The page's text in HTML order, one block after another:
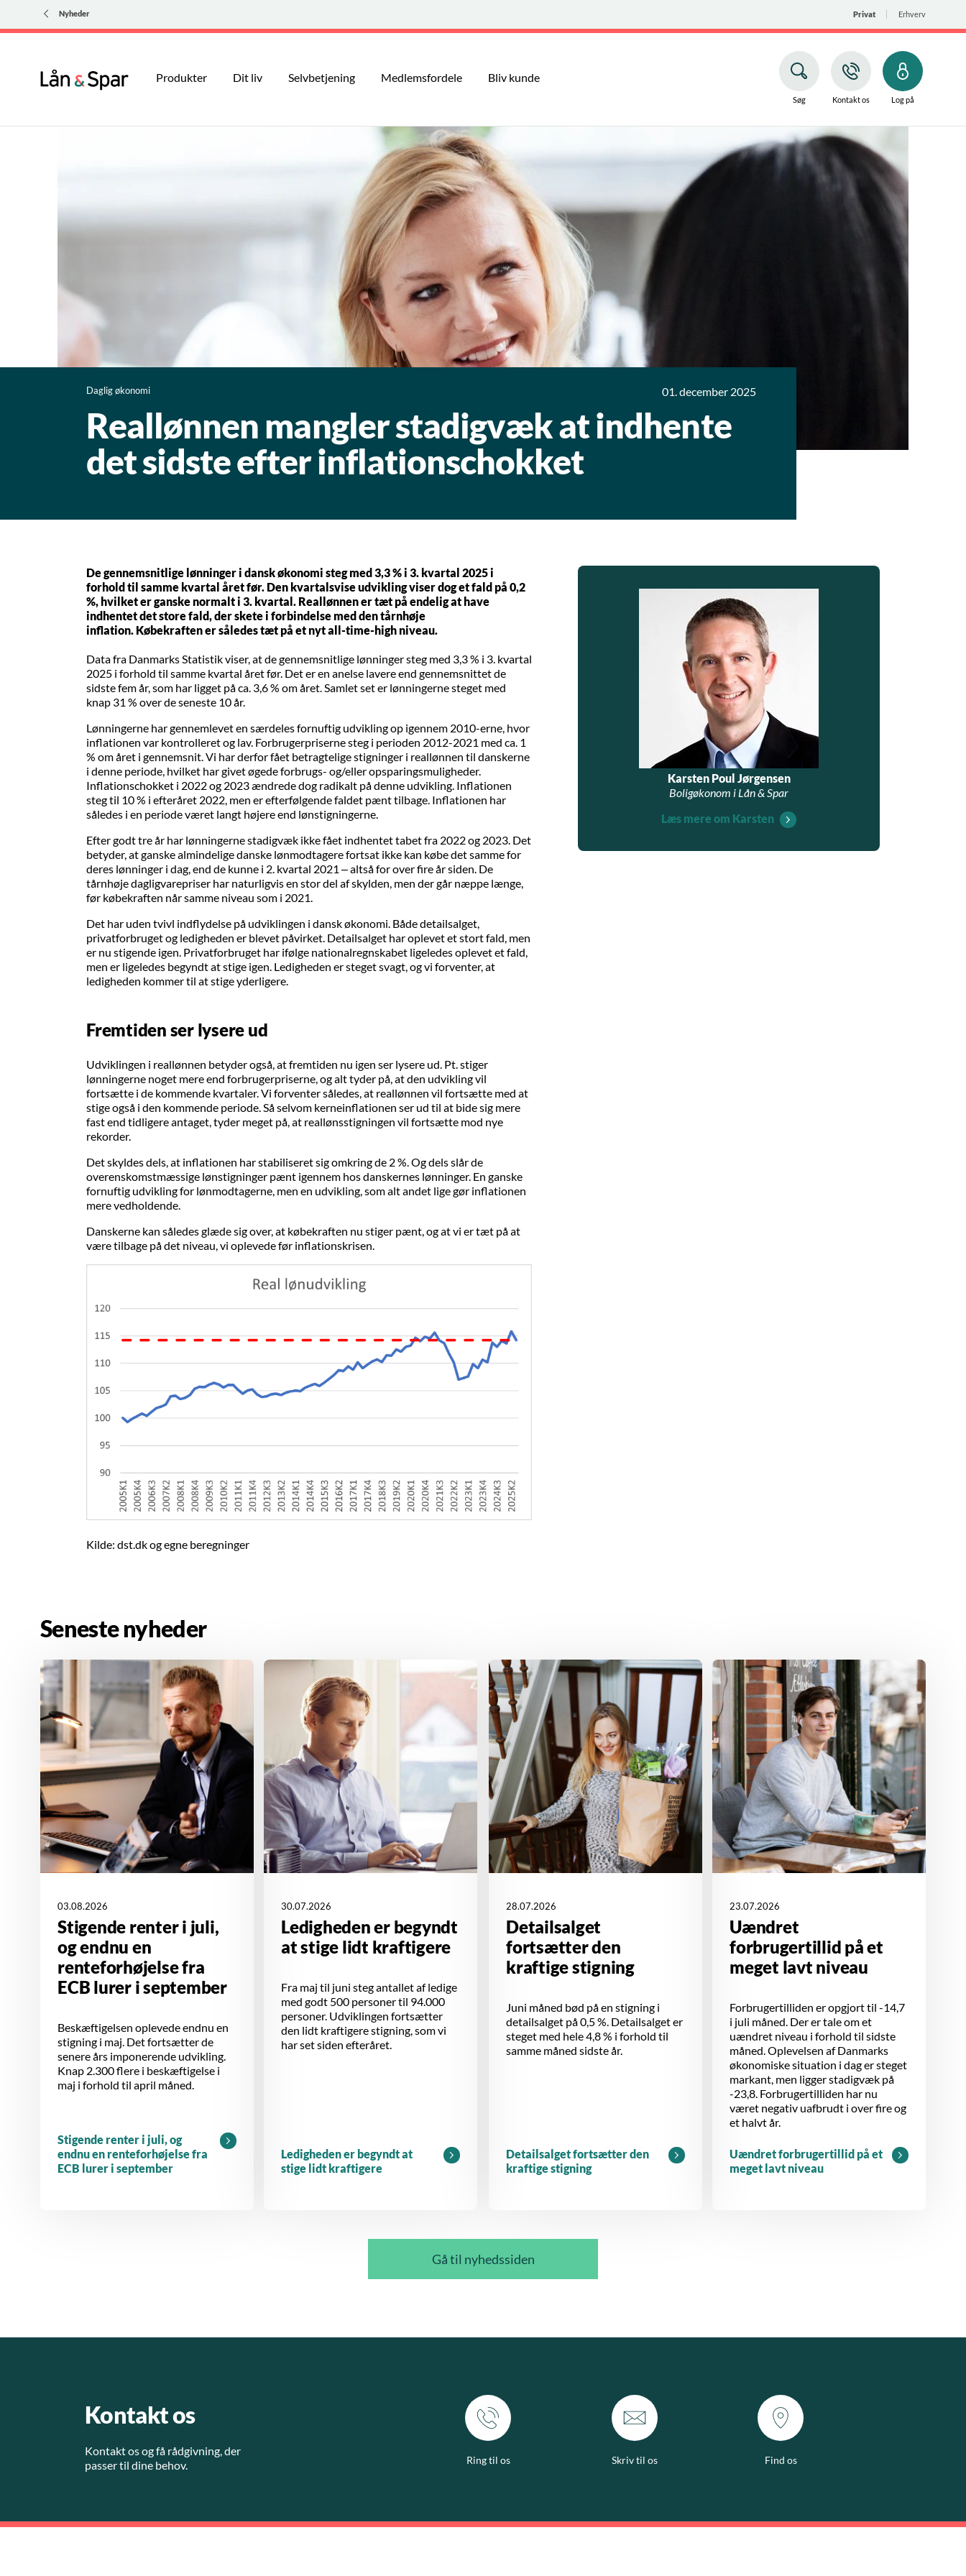
Nyheder Privat Erhverv
Produkter Dit liv Selvbetjening Medlemsfordele Bliv kunde
Søg Kontakt os Log på
Daglig økonomi
Reallønnen mangler stadigvæk at indhente
det sidste efter inflationschokket
01. december 2025
De gennemsnitlige lønninger i dansk økonomi steg med 3,3 % i 3. kvartal 2025 i
forhold til samme kvartal året før. Den kvartalsvise udvikling viser dog et fald på 0,2
%, hvilket er ganske normalt i 3. kvartal. Reallønnen er tæt på endelig at have
indhentet det store fald, der skete i forbindelse med den tårnhøje
inflation. Købekraften er således tæt på et nyt all-time-high niveau.
Data fra Danmarks Statistik viser, at de gennemsnitlige lønninger steg med 3,3 % i 3. kvartal
2025 i forhold til samme kvartal året før. Det er en anelse lavere end gennemsnittet de
sidste fem år, som har ligget på ca. 3,6 % om året. Samlet set er lønningerne steget med
knap 31 % over de seneste 10 år.
Lønningerne har gennemlevet en særdeles fornuftig udvikling op igennem 2010-erne, hvor
inflationen var kontrolleret og lav. Forbrugerpriserne steg i perioden 2012-2021 med ca. 1
% om året i gennemsnit. Vi har derfor fået betragtelige stigninger i reallønnen til danskerne
i denne periode, hvilket har givet øgede forbrugs- og/eller opsparingsmuligheder.
Inflationschokket i 2022 og 2023 ændrede dog radikalt på denne udvikling. Inflationen
steg til 10 % i efteråret 2022, men er efterfølgende faldet pænt tilbage. Inflationen har
således i en periode været langt højere end lønstigningerne.
Efter godt tre år har lønningerne stadigvæk ikke fået indhentet tabet fra 2022 og 2023. Det
betyder, at ganske almindelige danske lønmodtagere fortsat ikke kan købe det samme for
deres lønninger i dag, end de kunne i 2. kvartal 2021 – altså for over fire år siden. De
tårnhøje dagligvarepriser har naturligvis en stor del af skylden, men der går næppe længe,
før købekraften når samme niveau som i 2021.
Det har uden tvivl indflydelse på udviklingen i dansk økonomi. Både detailsalget,
privatforbruget og ledigheden er blevet påvirket. Detailsalget har oplevet et stort fald, men
er nu stigende igen. Privatforbruget har ifølge nationalregnskabet ligeledes oplevet et fald,
men er ligeledes begyndt at stige igen. Ledigheden er steget svagt, og vi forventer, at
ledigheden kommer til at stige yderligere.
Fremtiden ser lysere ud
Udviklingen i reallønnen betyder også, at fremtiden nu igen ser lysere ud. Pt. stiger
lønningerne noget mere end forbrugerpriserne, og alt tyder på, at den udvikling vil
fortsætte i de kommende kvartaler. Vi forventer således, at reallønnen vil fortsætte med at
stige også i den kommende periode. Så selvom kerneinflationen ser ud til at bide sig mere
fast end tidligere antaget, tyder meget på, at reallønsstigningen vil fortsætte mod nye
rekorder.
Det skyldes dels, at inflationen har stabiliseret sig omkring de 2 %. Og dels slår de
overenskomstmæssige lønstigninger pænt igennem hos danskernes lønninger. En ganske
fornuftig udvikling for lønmodtagerne, men en udvikling, som alt andet lige gør inflationen
mere vedholdende.
Danskerne kan således glæde sig over, at købekraften nu stiger pænt, og at vi er tæt på at
være tilbage på det niveau, vi oplevede før inflationskrisen.
Kilde: dst.dk og egne beregninger
Karsten Poul Jørgensen
Boligøkonom i Lån & Spar
Læs mere om Karsten
Seneste nyheder
03.08.2026
Stigende renter i juli,
og endnu en
renteforhøjelse fra
ECB lurer i september
Beskæftigelsen oplevede endnu en
stigning i maj. Det fortsætter de
senere års imponerende udvikling.
Knap 2.300 flere i beskæftigelse i
maj i forhold til april måned.
Stigende renter i juli, og
endnu en renteforhøjelse fra
ECB lurer i september
30.07.2026
Ledigheden er begyndt
at stige lidt kraftigere
Fra maj til juni steg antallet af ledige
med godt 500 personer til 94.000
personer. Udviklingen fortsætter
den lidt kraftigere stigning, som vi
har set siden efteråret.
Ledigheden er begyndt at
stige lidt kraftigere
28.07.2026
Detailsalget
fortsætter den
kraftige stigning
Juni måned bød på en stigning i
detailsalget på 0,5 %. Detailsalget er
steget med hele 4,8 % i forhold til
samme måned sidste år.
Detailsalget fortsætter den
kraftige stigning
23.07.2026
Uændret
forbrugertillid på et
meget lavt niveau
Forbrugertilliden er opgjort til -14,7
i juli måned. Der er tale om et
uændret niveau i forhold til sidste
måned. Oplevelsen af Danmarks
økonomiske situation i dag er steget
markant, men ligger stadigvæk på
-23,8. Forbrugertilliden har nu
været negativ uafbrudt i over fire og
et halvt år.
Uændret forbrugertillid på et
meget lavt niveau
Gå til nyhedssiden
Kontakt os
Kontakt os og få rådgivning, der
passer til dine behov.
Ring til os Skriv til os Find os